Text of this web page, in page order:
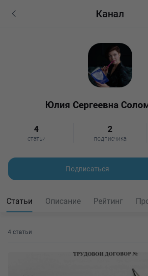
Канал
Юлия Сергеевна
4
статьи
2
подписчика
Подписаться
Статьи Описание Рейтинг
4 статьи